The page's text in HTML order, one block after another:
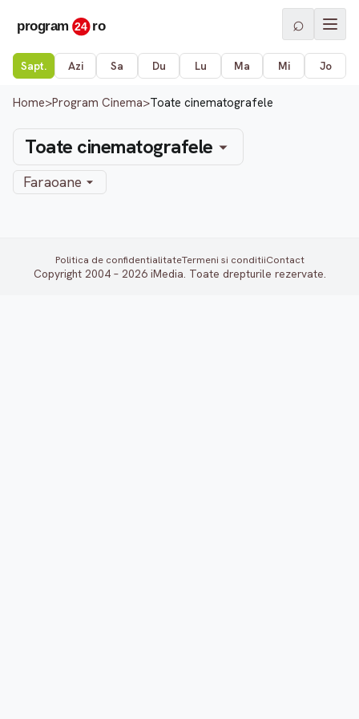
⌕
Sapt. Azi Sa Du Lu Ma Mi Jo
Home>Program Cinema>Toate cinematografele
Toate cinematografele
Faraoane
Politica de confidentialitateTermeni si conditiiContact
Copyright 2004 – 2026 iMedia. Toate drepturile rezervate.